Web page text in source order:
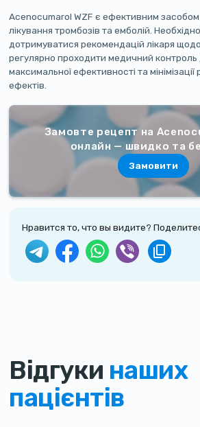
Acenocumarol WZF є ефективним
лікування тромбозів та емболій.
дотримуватися рекомендацій лікаря
регулярно проходити медичний контроль
максимальної ефективності та мінімізації
ефектів.
Замовте рецепт на
онлайн — швидко та
Замовити
Нравится то, что вы видите?
Відгуки наших
пацієнтів